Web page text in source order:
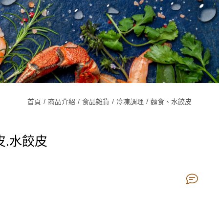
首頁 商品介紹 食品雜貨 冷凍調理 麵食、水餃皮
.水餃皮